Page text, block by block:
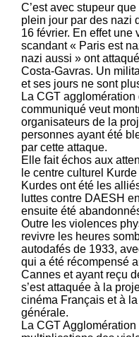
C’est avec stupeur
plein jour par des nazi
16 février. En effet une
scandant « Paris est
nazi aussi » ont
Costa-Gavras. Un
et ses jours ne sont
La CGT
communiqué veut
organisateurs de la
personnes ayant été
par cette attaque.
Elle fait échos aux
le centre culturel
Kurdes ont été les
luttes contre DAESH
ensuite été
Outre les violences
revivre les heures
autodafés de 1933,
qui a été récompensé
Cannes et ayant reçu
s’est attaquée à la
cinéma Français et à
générale.
La CGT